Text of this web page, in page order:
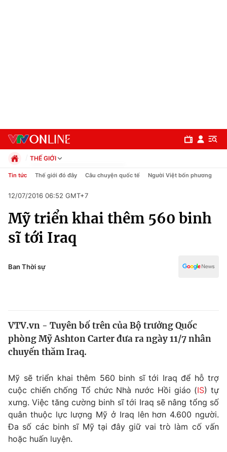
Chuyên mục
Chính trị
Thế giới
Thế giới đó đây
Câu chuyện quốc tế
Kinh tế
Tài chính
Thị trường
Góc doanh nghiệp
Dữ liệu và đời sống
Truyền hình
THẾ GIỚI
Chính trị
Pháp luật
Kinh tế
Thể thao
Truyền hình
Y tế
Tin tức Thế giới đó đây Câu chuyện quốc tế Người Việt bốn phương
12/07/2016 06:52 GMT+7
Mỹ triển khai thêm 560 binh
sĩ tới Iraq
Ban Thời sự
VTV.vn - Tuyên bố trên của Bộ trưởng Quốc
phòng Mỹ Ashton Carter đưa ra ngày 11/7 nhân
chuyến thăm Iraq.
Mỹ sẽ triển khai thêm 560 binh sĩ tới Iraq để hỗ trợ
cuộc chiến chống Tổ chức Nhà nước Hồi giáo (IS) tự
xưng. Việc tăng cường binh sĩ tới Iraq sẽ nâng tổng số
quân thuộc lực lượng Mỹ ở Iraq lên hơn 4.600 người.
Đa số các binh sĩ Mỹ tại đây giữ vai trò làm cố vấn
hoặc huấn luyện.